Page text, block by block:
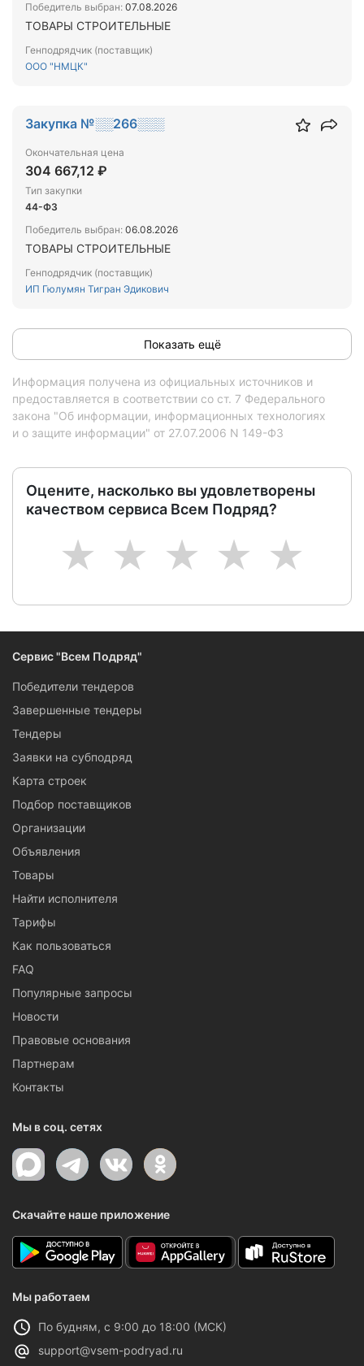
Победитель выбран: 07.08.2026
ТОВАРЫ СТРОИТЕЛЬНЫЕ
Генподрядчик (поставщик)
ООО "НМЦК"
Закупка №░░266░░░
Окончательная цена
304 667,12 ₽
Тип закупки
44-ФЗ
Победитель выбран: 06.08.2026
ТОВАРЫ СТРОИТЕЛЬНЫЕ
Генподрядчик (поставщик)
ИП Гюлумян Тигран Эдикович
Показать ещё
Информация получена из официальных источников и
предоставляется в соответствии со ст. 7 Федерального
закона "Об информации, информационных технологиях
и о защите информации" от 27.07.2006 N 149-ФЗ
Оцените, насколько вы удовлетворены
качеством сервиса Всем Подряд?
5
4
3
2
1
Сервис "Всем Подряд"
Победители тендеров
Завершенные тендеры
Тендеры
Заявки на субподряд
Карта строек
Подбор поставщиков
Организации
Объявления
Товары
Найти исполнителя
Тарифы
Как пользоваться
FAQ
Популярные запросы
Новости
Правовые основания
Партнерам
Контакты
Мы в соц. сетях
Скачайте наше приложение
Мы работаем
По будням, с 9:00 до 18:00 (МСК)
support@vsem-podryad.ru